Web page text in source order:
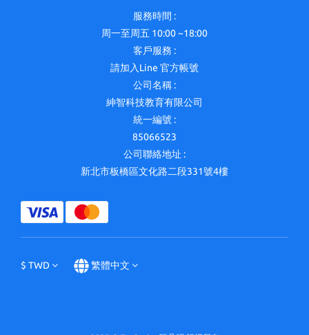
服務時間 :
周一至周五 10:00 ~18:00
客戶服務 :
請加入Line 官方帳號
公司名稱 :
紳智科技教育有限公司
統一編號 :
85066523
公司聯絡地址 :
新北市板橋區文化路二段331號4樓
$ TWD 繁體中文